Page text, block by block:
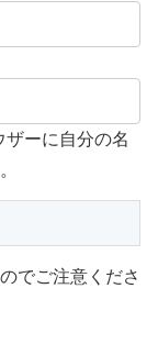
ーに自分の名
でご注意くださ